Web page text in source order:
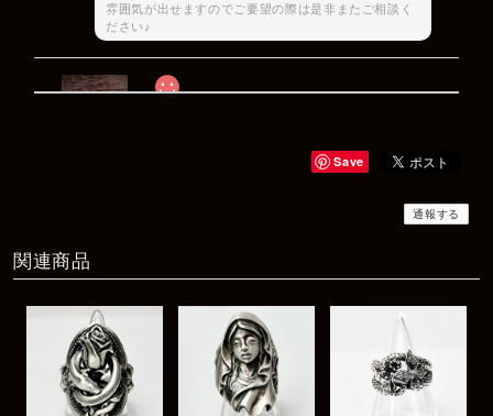
雰囲気が出せますのでご要望の際は是非またご相談く
ださい♪
Save
通報する
関連商品